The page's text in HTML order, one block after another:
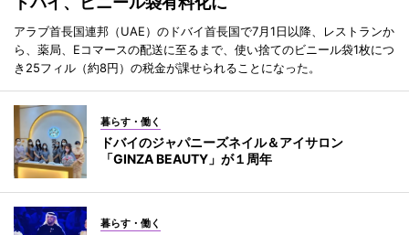
アラブ首長国連邦（UAE）のドバイ首長国で7月1日以降、レストランか
ら、薬局、Eコマースの配送に至るまで、使い捨てのビニール袋1枚につ
き25フィル（約8円）の税金が課せられることになった。
暮らす・働く
ドバイのジャパニーズネイル＆アイサロン
「GINZA BEAUTY」が１周年
暮らす・働く